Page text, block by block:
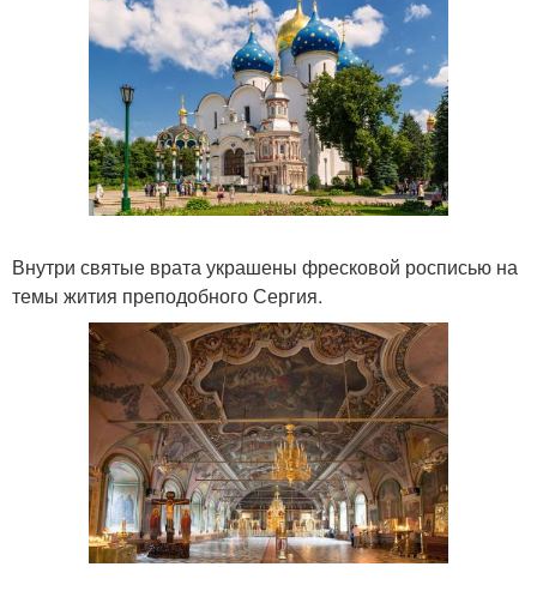
Внутри святые врата украшены фресковой росписью на
темы жития преподобного Сергия.